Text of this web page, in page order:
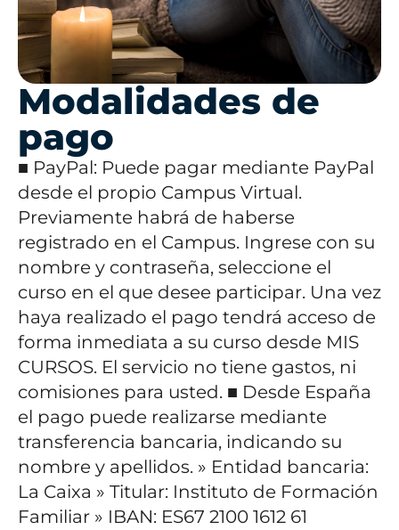
Modalidades de
pago
■ PayPal: Puede pagar mediante PayPal
desde el propio Campus Virtual.
Previamente habrá de haberse
registrado en el Campus. Ingrese con su
nombre y contraseña, seleccione el
curso en el que desee participar. Una vez
haya realizado el pago tendrá acceso de
forma inmediata a su curso desde MIS
CURSOS. El servicio no tiene gastos, ni
comisiones para usted. ■ Desde España
el pago puede realizarse mediante
transferencia bancaria, indicando su
nombre y apellidos. » Entidad bancaria:
La Caixa » Titular: Instituto de Formación
Familiar » IBAN: ES67 2100 1612 61